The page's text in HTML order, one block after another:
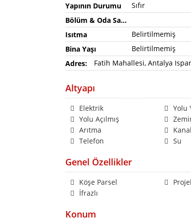
Yapının Durumu
Sıfır
Bölüm & Oda Sayısı
Isıtma
Belirtilmemiş
Bina Yaşı
Belirtilmemiş
Adres:
Fatih Mahallesi, Antalya
Altyapı
Elektrik Yolu
Yolu Açılmış
Arıtma
Telefon
Su
Genel Özellikler
Köşe Parsel
İfrazlı
Konum